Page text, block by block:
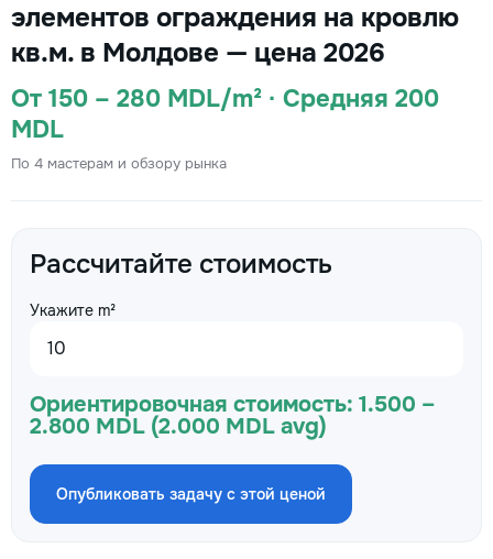
элементов ограждения на кровлю
кв.м. в Молдове — цена 2026
От 150 – 280 MDL/m² · Средняя 200
MDL
По 4 мастерам и обзору рынка
Рассчитайте стоимость
Укажите m²
Ориентировочная стоимость: 1.500 –
2.800 MDL (2.000 MDL avg)
Опубликовать задачу с этой ценой